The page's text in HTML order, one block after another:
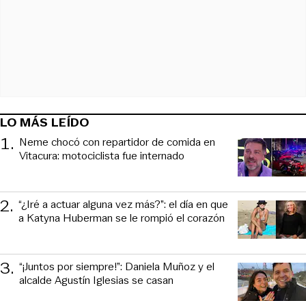
LO MÁS LEÍDO
1. Neme chocó con repartidor de comida en
Vitacura: motociclista fue internado
2. “¿Iré a actuar alguna vez más?”: el día en que
a Katyna Huberman se le rompió el corazón
3. “¡Juntos por siempre!”: Daniela Muñoz y el
alcalde Agustín Iglesias se casan